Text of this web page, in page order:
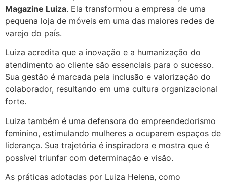
Magazine Luiza. Ela transformou a empresa de uma
pequena loja de móveis em uma das maiores redes de
varejo do país.
Luiza acredita que a inovação e a humanização do
atendimento ao cliente são essenciais para o sucesso.
Sua gestão é marcada pela inclusão e valorização do
colaborador, resultando em uma cultura organizacional
forte.
Luiza também é uma defensora do empreendedorismo
feminino, estimulando mulheres a ocuparem espaços de
liderança. Sua trajetória é inspiradora e mostra que é
possível triunfar com determinação e visão.
As práticas adotadas por Luiza Helena, como